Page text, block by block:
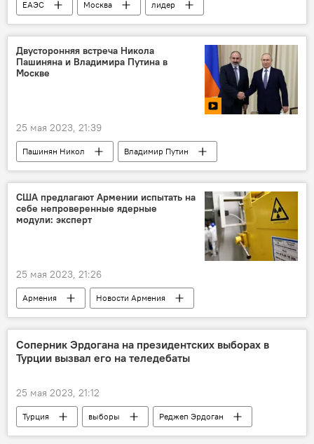
ЕАЭС Москва лидер
Двусторонняя встреча Никола
Пашиняна и Владимира Путина в
Москве
25 мая 2023, 21:39
Пашинян Никол
Владимир Путин
встреча
ЕАЭС
США предлагают Армении испытать на
себе непроверенные ядерные
модули: эксперт
25 мая 2023, 21:26
Армения
Новости Армения
атомная энергия
АЭС
США
сотрудничество
Соперник Эрдогана на президентских выборах в
Турции вызвал его на теледебаты
25 мая 2023, 21:12
Турция выборы
Реджеп Эрдоган
соперник
дебаты В мире